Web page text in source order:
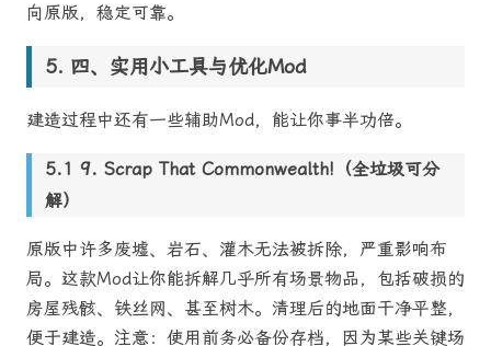
向原版，稳定可靠。
四、实用小工具与优化Mod
建造过程中还有一些辅助Mod，能让你事半功倍。
9. Scrap That Commonwealth!（全垃圾可分
解）
原版中许多废墟、岩石、灌木无法被拆除，严重影响布
局。这款Mod让你能拆解几乎所有场景物品，包括破损的
房屋残骸、铁丝网、甚至树木。清理后的地面干净平整，
便于建造。注意：使用前务必备份存档，因为某些关键场